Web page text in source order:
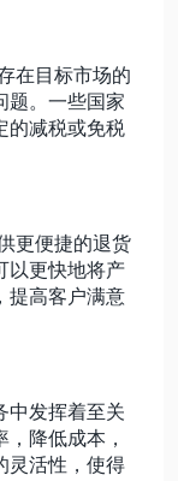
在目标市场的
题。一些国家
的减税或免税
更便捷的退货
以更快地将产
提高客户满意
中发挥着至关
降低成本，
灵活性，使得